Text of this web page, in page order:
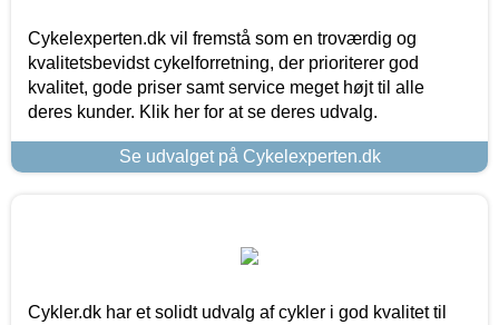
Cykelexperten.dk vil fremstå som en troværdig og
kvalitetsbevidst cykelforretning, der prioriterer god
kvalitet, gode priser samt service meget højt til alle
deres kunder. Klik her for at se deres udvalg.
Se udvalget på Cykelexperten.dk
Cykler.dk har et solidt udvalg af cykler i god kvalitet til